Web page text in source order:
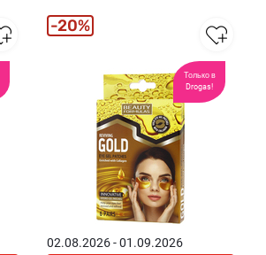
Только в
Drogas!
02.08.2026 - 01.09.2026
20%